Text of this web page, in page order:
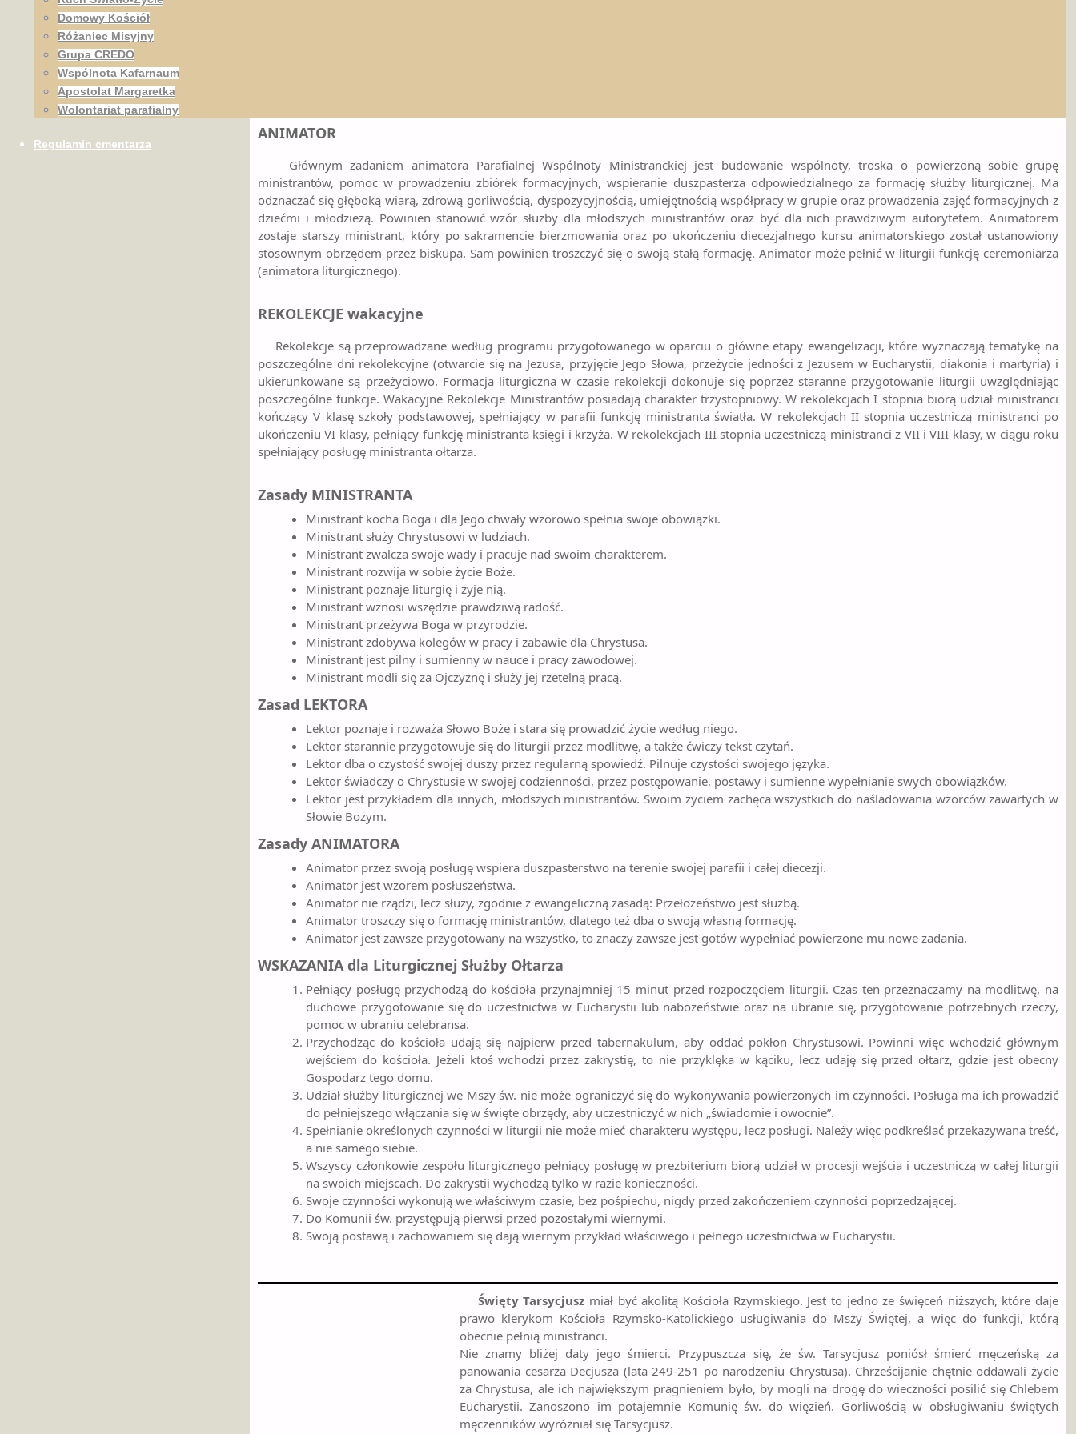
Domowy Kościół
Różaniec Misyjny
Grupa CREDO
Wspólnota Kafarnaum
Apostolat Margaretka
Wolontariat parafialny
Regulamin cmentarza
ANIMATOR
Głównym zadaniem animatora Parafialnej Wspólnoty Ministranckiej jest budowanie wspólnoty, troska o powierzoną sobie grupę
ministrantów, pomoc w prowadzeniu zbiórek formacyjnych, wspieranie duszpasterza odpowiedzialnego za formację służby liturgicznej. Ma
odznaczać się głęboką wiarą, zdrową gorliwością, dyspozycyjnością, umiejętnością współpracy w grupie oraz prowadzenia zajęć formacyjnych z
dziećmi i młodzieżą. Powinien stanowić wzór służby dla młodszych ministrantów oraz być dla nich prawdziwym autorytetem. Animatorem
zostaje starszy ministrant, który po sakramencie bierzmowania oraz po ukończeniu diecezjalnego kursu animatorskiego został ustanowiony
stosownym obrzędem przez biskupa. Sam powinien troszczyć się o swoją stałą formację. Animator może pełnić w liturgii funkcję ceremoniarza
(animatora liturgicznego).
REKOLEKCJE wakacyjne
Rekolekcje są przeprowadzane według programu przygotowanego w oparciu o główne etapy ewangelizacji, które wyznaczają tematykę na
poszczególne dni rekolekcyjne (otwarcie się na Jezusa, przyjęcie Jego Słowa, przeżycie jedności z Jezusem w Eucharystii, diakonia i martyria) i
ukierunkowane są przeżyciowo. Formacja liturgiczna w czasie rekolekcji dokonuje się poprzez staranne przygotowanie liturgii uwzględniając
poszczególne funkcje. Wakacyjne Rekolekcje Ministrantów posiadają charakter trzystopniowy. W rekolekcjach I stopnia biorą udział ministranci
kończący V klasę szkoły podstawowej, spełniający w parafii funkcję ministranta światła. W rekolekcjach II stopnia uczestniczą ministranci po
ukończeniu VI klasy, pełniący funkcję ministranta księgi i krzyża. W rekolekcjach III stopnia uczestniczą ministranci z VII i VIII klasy, w ciągu roku
spełniający posługę ministranta ołtarza.
Zasady MINISTRANTA
Ministrant kocha Boga i dla Jego chwały wzorowo spełnia swoje obowiązki.
Ministrant służy Chrystusowi w ludziach.
Ministrant zwalcza swoje wady i pracuje nad swoim charakterem.
Ministrant rozwija w sobie życie Boże.
Ministrant poznaje liturgię i żyje nią.
Ministrant wznosi wszędzie prawdziwą radość.
Ministrant przeżywa Boga w przyrodzie.
Ministrant zdobywa kolegów w pracy i zabawie dla Chrystusa.
Ministrant jest pilny i sumienny w nauce i pracy zawodowej.
Ministrant modli się za Ojczyznę i służy jej rzetelną pracą.
Zasad LEKTORA
Lektor poznaje i rozważa Słowo Boże i stara się prowadzić życie według niego.
Lektor starannie przygotowuje się do liturgii przez modlitwę, a także ćwiczy tekst czytań.
Lektor dba o czystość swojej duszy przez regularną spowiedź. Pilnuje czystości swojego języka.
Lektor świadczy o Chrystusie w swojej codzienności, przez postępowanie, postawy i sumienne wypełnianie swych obowiązków.
Lektor jest przykładem dla innych, młodszych ministrantów. Swoim życiem zachęca wszystkich do naśladowania wzorców zawartych w
Słowie Bożym.
Zasady ANIMATORA
Animator przez swoją posługę wspiera duszpasterstwo na terenie swojej parafii i całej diecezji.
Animator jest wzorem posłuszeństwa.
Animator nie rządzi, lecz służy, zgodnie z ewangeliczną zasadą: Przełożeństwo jest służbą.
Animator troszczy się o formację ministrantów, dlatego też dba o swoją własną formację.
Animator jest zawsze przygotowany na wszystko, to znaczy zawsze jest gotów wypełniać powierzone mu nowe zadania.
WSKAZANIA dla Liturgicznej Służby Ołtarza
Pełniący posługę przychodzą do kościoła przynajmniej 15 minut przed rozpoczęciem liturgii. Czas ten przeznaczamy na modlitwę, na
duchowe przygotowanie się do uczestnictwa w Eucharystii lub nabożeństwie oraz na ubranie się, przygotowanie potrzebnych rzeczy,
pomoc w ubraniu celebransa.
Przychodząc do kościoła udają się najpierw przed tabernakulum, aby oddać pokłon Chrystusowi. Powinni więc wchodzić głównym
wejściem do kościoła. Jeżeli ktoś wchodzi przez zakrystię, to nie przyklęka w kąciku, lecz udaję się przed ołtarz, gdzie jest obecny
Gospodarz tego domu.
Udział służby liturgicznej we Mszy św. nie może ograniczyć się do wykonywania powierzonych im czynności. Posługa ma ich prowadzić
do pełniejszego włączania się w święte obrzędy, aby uczestniczyć w nich „świadomie i owocnie”.
Spełnianie określonych czynności w liturgii nie może mieć charakteru występu, lecz posługi. Należy więc podkreślać przekazywana treść,
a nie samego siebie.
Wszyscy członkowie zespołu liturgicznego pełniący posługę w prezbiterium biorą udział w procesji wejścia i uczestniczą w całej liturgii
na swoich miejscach. Do zakrystii wychodzą tylko w razie konieczności.
Swoje czynności wykonują we właściwym czasie, bez pośpiechu, nigdy przed zakończeniem czynności poprzedzającej.
Do Komunii św. przystępują pierwsi przed pozostałymi wiernymi.
Swoją postawą i zachowaniem się dają wiernym przykład właściwego i pełnego uczestnictwa w Eucharystii.
Święty Tarsycjusz miał być akolitą Kościoła Rzymskiego. Jest to jedno ze święceń niższych, które daje
prawo klerykom Kościoła Rzymsko-Katolickiego usługiwania do Mszy Świętej, a więc do funkcji, którą
obecnie pełnią ministranci.
Nie znamy bliżej daty jego śmierci. Przypuszcza się, że św. Tarsycjusz poniósł śmierć męczeńską za
panowania cesarza Decjusza (lata 249-251 po narodzeniu Chrystusa). Chrześcijanie chętnie oddawali życie
za Chrystusa, ale ich największym pragnieniem było, by mogli na drogę do wieczności posilić się Chlebem
Eucharystii. Zanoszono im potajemnie Komunię św. do więzień. Gorliwością w obsługiwaniu świętych
męczenników wyróżniał się Tarsycjusz.